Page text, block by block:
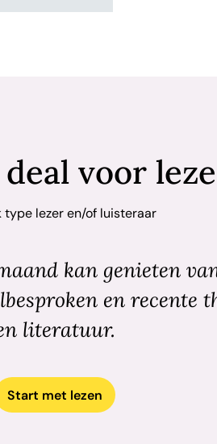
voor
type lezer en/of luisteraar
kan genieten
en recente
literatuur.
Start met lezen